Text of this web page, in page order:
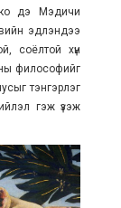
дэ Мэдичи
эдлэндээ
соёлтой хүн
философийг
тэнгэрлэг
гэж үзэж